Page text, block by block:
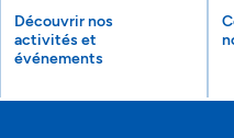
Découvrir nos
activités et
événements